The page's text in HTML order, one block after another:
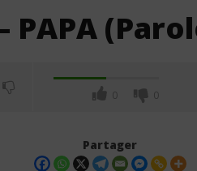
PAPA
0 0
Partager